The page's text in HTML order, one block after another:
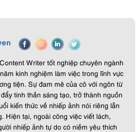
Writer tốt nghiệp chuyên ngành
kinh nghiệm làm việc trong lĩnh vực
tiện. Sự đam mê của cô với ngôn từ
tinh thần sáng tạo, trở thành nguồn
kiến thức về nhiếp ảnh nói riêng lẫn
Hiện tại, ngoài công việc viết lách,
nhiếp ảnh tự do có niềm yêu thích